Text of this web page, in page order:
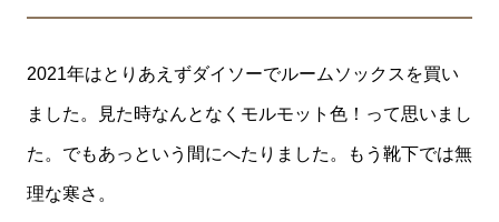
2021年はとりあえずダイソーでルームソックスを買い
ました。見た時なんとなくモルモット色！って思いまし
た。でもあっという間にへたりました。もう靴下では無
理な寒さ。